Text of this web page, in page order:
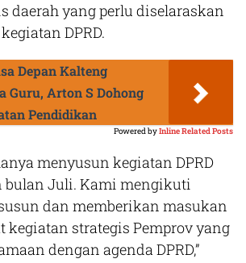
daerah yang perlu diselaraskan
DPRD.
Depan Kalteng
Guru, Arton S Dohong
Pendidikan
Powered byInline Related Posts
menyusun kegiatan DPRD
bulan Juli. Kami mengikuti
dan memberikan masukan
kegiatan strategis Pemprov yang
dengan agenda DPRD,”